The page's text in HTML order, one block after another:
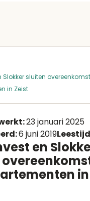
Slokker sluiten
in Zeist
23 januari 2025
6 juni 2019
en